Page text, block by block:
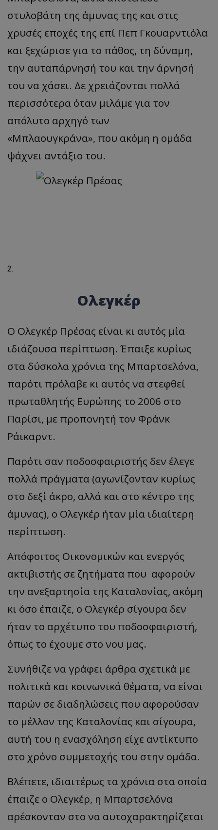
στυλοβάτη της άμυνας της και στις
χρυσές εποχές της επί Πεπ Γκουαρντιόλα
και ξεχώρισε για το πάθος, τη δύναμη,
την αυταπάρνησή του και την άρνησή
του να χάσει. Δε χρειάζονται πολλά
περισσότερα όταν μιλάμε για τον
απόλυτο αρχηγό των
«Μπλαουγκράνα», που ακόμη η ομάδα
ψάχνει αντάξιο του.
Ολεγκέρ
Ο Ολεγκέρ Πρέσας είναι κι αυτός μία
ιδιάζουσα περίπτωση. Έπαιξε κυρίως
στα δύσκολα χρόνια της Μπαρτσελόνα,
παρότι πρόλαβε κι αυτός να στεφθεί
πρωταθλητής Ευρώπης το 2006 στο
Παρίσι, με προπονητή τον Φράνκ
Ράικαρντ.
Παρότι σαν ποδοσφαιριστής δεν έλεγε
πολλά πράγματα (αγωνίζονταν κυρίως
στο δεξί άκρο, αλλά και στο κέντρο της
άμυνας), ο Ολεγκέρ ήταν μία ιδιαίτερη
περίπτωση.
Απόφοιτος Οικονομικών και ενεργός
ακτιβιστής σε ζητήματα που αφορούν
την ανεξαρτησία της Καταλονίας, ακόμη
κι όσο έπαιζε, ο Ολεγκέρ σίγουρα δεν
ήταν το αρχέτυπο του ποδοσφαιριστή,
όπως το έχουμε στο νου μας.
Συνήθιζε να γράφει άρθρα σχετικά με
πολιτικά και κοινωνικά θέματα, να είναι
παρών σε διαδηλώσεις που αφορούσαν
το μέλλον της Καταλονίας και σίγουρα,
αυτή του η ενασχόληση είχε αντίκτυπο
στο χρόνο συμμετοχής του στην ομάδα.
Βλέπετε, ιδιαιτέρως τα χρόνια στα οποία
έπαιζε ο Ολεγκέρ, η Μπαρτσελόνα
αρέσκονταν στο να αυτοχαρακτηρίζεται